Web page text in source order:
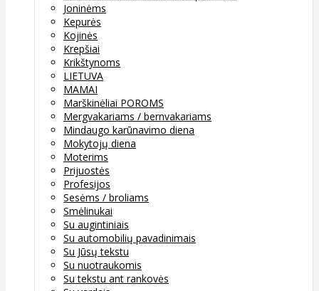
Joninėms
Kepurės
Kojinės
Krepšiai
Krikštynoms
LIETUVA
MAMAI
Marškinėliai POROMS
Mergvakariams / bernvakariams
Mindaugo karūnavimo diena
Mokytojų diena
Moterims
Prijuostės
Profesijos
Sesėms / broliams
Smėlinukai
Su augintiniais
Su automobilių pavadinimais
Su Jūsų tekstu
Su nuotraukomis
Su tekstu ant rankovės